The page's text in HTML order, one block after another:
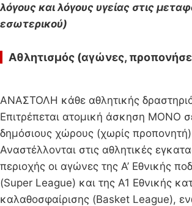
λόγους και λόγους υγείας στις
εσωτερικού)
Αθλητισμός (αγώνες,
ΑΝΑΣΤΟΛΗ κάθε αθλητικής
Επιτρέπεται ατομική άσκηση ΜΟΝΟ
δημόσιους χώρους (χωρίς προπονητή)
Αναστέλλονται στις αθλητικές
περιοχής οι αγώνες της Α’ Εθνικής
(Super League) και της Α1 Εθνικής
καλαθοσφαίρισης (Basket League),